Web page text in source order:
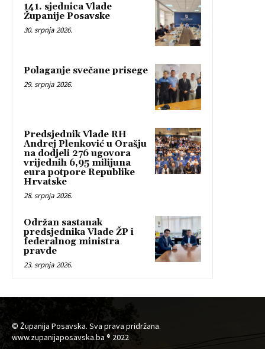
141. sjednica Vlade
Županije Posavske
30. srpnja 2026.
Polaganje svečane prisege
29. srpnja 2026.
Predsjednik Vlade RH
Andrej Plenković u Orašju
na dodjeli 276 ugovora
vrijednih 6,95 milijuna
eura potpore Republike
Hrvatske
28. srpnja 2026.
Održan sastanak
predsjednika Vlade ŽP i
federalnog ministra
pravde
23. srpnja 2026.
© Županija Posavska. Sva prava pridržana.
www.zupanijaposavska.ba ® 2022